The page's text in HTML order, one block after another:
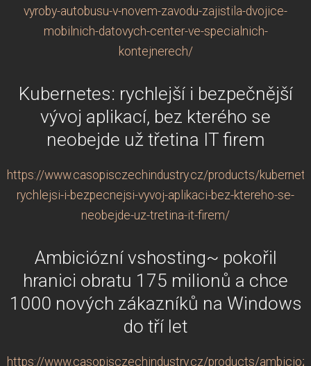
vyroby-autobusu-v-novem-zavodu-zajistila-dvojice-
mobilnich-datovych-center-ve-specialnich-
kontejnerech/
Kubernetes: rychlejší i bezpečnější
vývoj aplikací, bez kterého se
neobejde už třetina IT firem
https://www.casopisczechindustry.cz/products/
rychlejsi-i-bezpecnejsi-vyvoj-aplikaci-bez-ktereho-se-
neobejde-uz-tretina-it-firem/
Ambiciózní vshosting~ pokořil
hranici obratu 175 milionů a chce
1000 nových zákazníků na Windows
do tří let
https://www.casopisczechindustry.cz/products/